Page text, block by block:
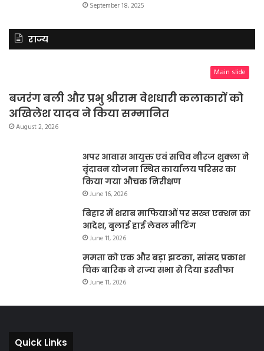
September 18, 2025
राज्य
Main slide
बजरंग बली और प्रभु श्रीराम वेशधारी कलाकारों को
अखिलेश यादव ने किया सम्मानित
August 2, 2026
अपर आवास आयुक्त एवं सचिव नीरज शुक्ला ने
वृंदावन योजना स्थित कार्यालय परिसर का
किया गया औचक निरीक्षण
June 16, 2026
बिहार में शराब माफियाओं पर सख्त एक्शन का
आदेश, बुलाई हाई लेवल मीटिंग
June 11, 2026
ममता को एक और बड़ा झटका, सांसद प्रकाश
चिक बारिक ने राज्य सभा से दिया इस्तीफा
June 11, 2026
Quick Links